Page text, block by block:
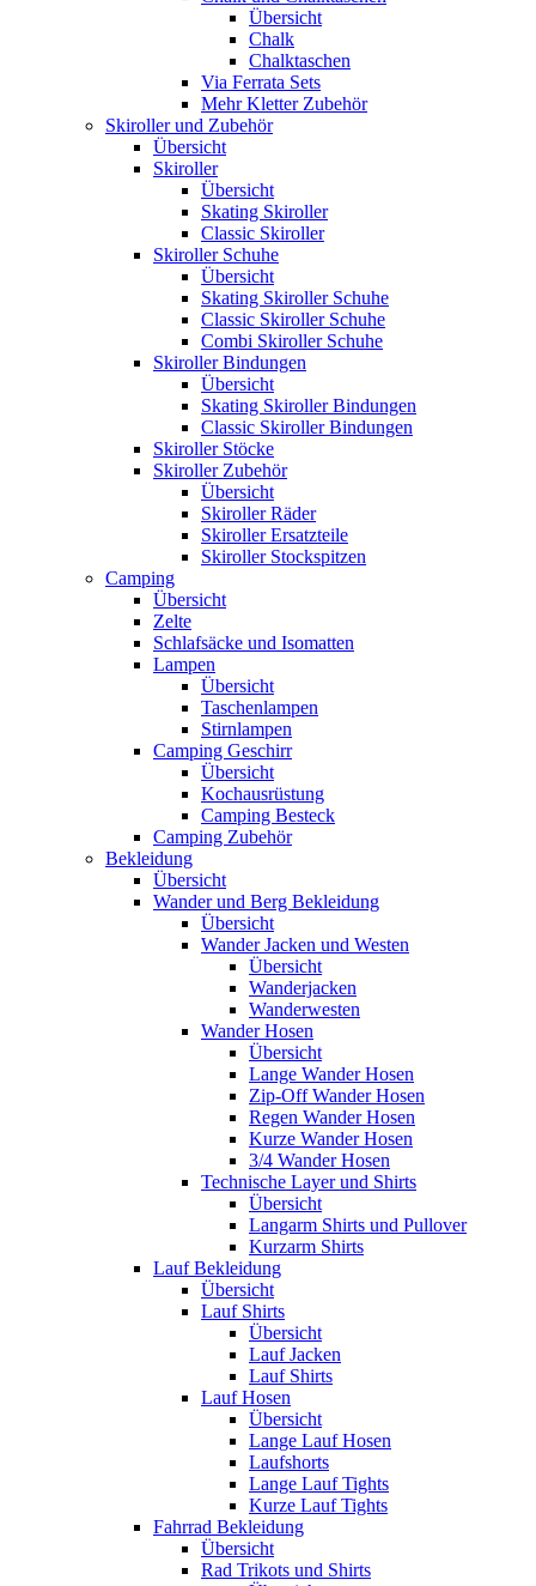
Übersicht
Chalk
Chalktaschen
Via Ferrata Sets
Mehr Kletter Zubehör
Skiroller und Zubehör
Übersicht
Skiroller
Übersicht
Skating Skiroller
Classic Skiroller
Skiroller Schuhe
Übersicht
Skating Skiroller Schuhe
Classic Skiroller Schuhe
Combi Skiroller Schuhe
Skiroller Bindungen
Übersicht
Skating Skiroller Bindungen
Classic Skiroller Bindungen
Skiroller Stöcke
Skiroller Zubehör
Übersicht
Skiroller Räder
Skiroller Ersatzteile
Skiroller Stockspitzen
Camping
Übersicht
Zelte
Schlafsäcke und Isomatten
Lampen
Übersicht
Taschenlampen
Stirnlampen
Camping Geschirr
Übersicht
Kochausrüstung
Camping Besteck
Camping Zubehör
Bekleidung
Übersicht
Wander und Berg Bekleidung
Übersicht
Wander Jacken und Westen
Übersicht
Wanderjacken
Wanderwesten
Wander Hosen
Übersicht
Lange Wander Hosen
Zip-Off Wander Hosen
Regen Wander Hosen
Kurze Wander Hosen
3/4 Wander Hosen
Technische Layer und Shirts
Übersicht
Langarm Shirts und Pullover
Kurzarm Shirts
Lauf Bekleidung
Übersicht
Lauf Shirts
Übersicht
Lauf Jacken
Lauf Shirts
Lauf Hosen
Übersicht
Lange Lauf Hosen
Laufshorts
Lange Lauf Tights
Kurze Lauf Tights
Fahrrad Bekleidung
Übersicht
Rad Trikots und Shirts